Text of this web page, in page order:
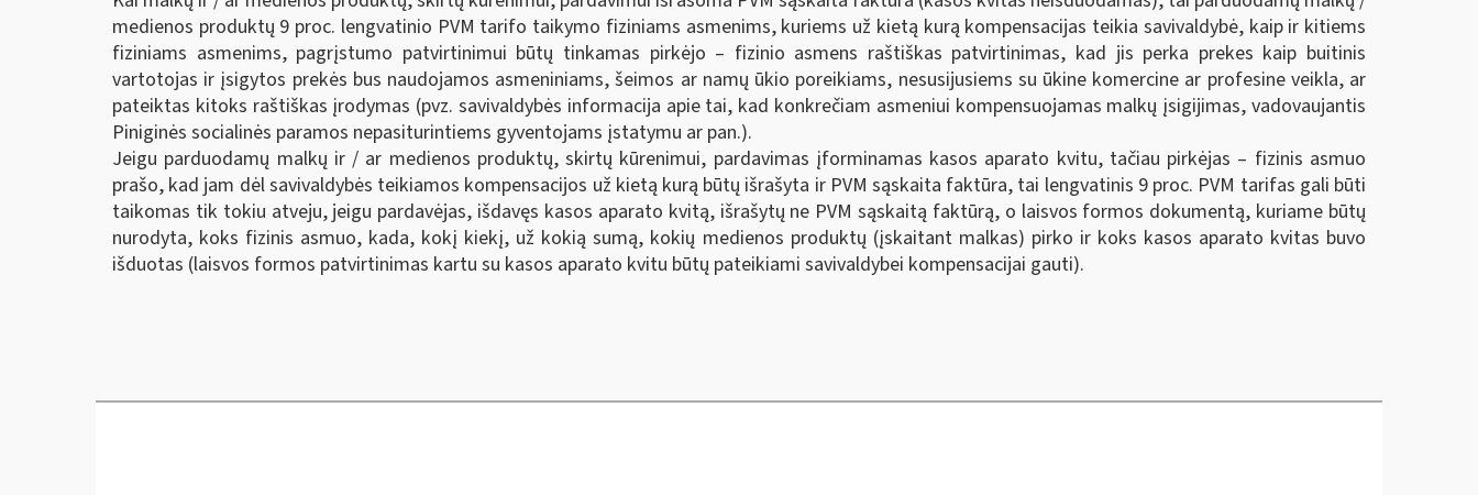
medienos produktų 9 proc. lengvatinio PVM tarifo taikymo fiziniams asmenims, kuriems už kietą kurą kompensacijas teikia savivaldybė, kaip ir kitiems
fiziniams asmenims, pagrįstumo patvirtinimui būtų tinkamas pirkėjo – fizinio asmens raštiškas patvirtinimas, kad jis perka prekes kaip buitinis
vartotojas ir įsigytos prekės bus naudojamos asmeniniams, šeimos ar namų ūkio poreikiams, nesusijusiems su ūkine komercine ar profesine veikla, ar
pateiktas kitoks raštiškas įrodymas (pvz. savivaldybės informacija apie tai, kad konkrečiam asmeniui kompensuojamas malkų įsigijimas, vadovaujantis
Piniginės socialinės paramos nepasiturintiems gyventojams įstatymu ar pan.).
Jeigu parduodamų malkų ir / ar medienos produktų, skirtų kūrenimui, pardavimas įforminamas kasos aparato kvitu, tačiau pirkėjas – fizinis asmuo
prašo, kad jam dėl savivaldybės teikiamos kompensacijos už kietą kurą būtų išrašyta ir PVM sąskaita faktūra, tai lengvatinis 9 proc. PVM tarifas gali būti
taikomas tik tokiu atveju, jeigu pardavėjas, išdavęs kasos aparato kvitą, išrašytų ne PVM sąskaitą faktūrą, o laisvos formos dokumentą, kuriame būtų
nurodyta, koks fizinis asmuo, kada, kokį kiekį, už kokią sumą, kokių medienos produktų (įskaitant malkas) pirko ir koks kasos aparato kvitas buvo
išduotas (laisvos formos patvirtinimas kartu su kasos aparato kvitu būtų pateikiami savivaldybei kompensacijai gauti).